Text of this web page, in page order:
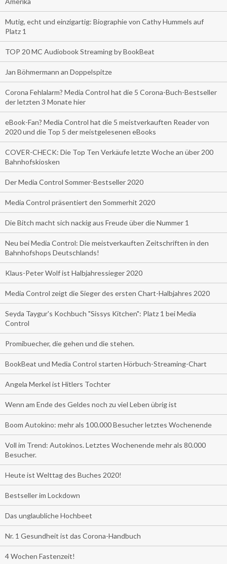
Mutig, echt und einzigartig: Biographie von Cathy Hummels auf
Platz 1
TOP 20 MC Audiobook Streaming by BookBeat
Jan Böhmermann an Doppelspitze
Corona Fehlalarm? Media Control hat die 5 Corona-Buch-Bestseller
der letzten 3 Monate hier
eBook-Fan? Media Control hat die 5 meistverkauften Reader von
2020 und die Top 5 der meistgelesenen eBooks
COVER-CHECK: Die Top Ten Verkäufe letzte Woche an über 200
Bahnhofskiosken
Der Media Control Sommer-Bestseller 2020
Media Control präsentiert den Sommerhit 2020
Die Bitch macht sich nackig aus Freude über die Nummer 1
Neu bei Media Control: Die meistverkauften Zeitschriften in den
Bahnhofshops Deutschlands!
Klaus-Peter Wolf ist Halbjahressieger 2020
Media Control zeigt die Sieger des ersten Chart-Halbjahres 2020
Seyda Taygur's Kochbuch "Sissys Kitchen": Platz 1 bei Media
Control
Promibuecher, die gehen und die stehen.
BookBeat und Media Control starten Hörbuch-Streaming-Chart
Angela Merkel ist Hitlers Tochter
Wenn am Ende des Geldes noch zu viel Leben übrig ist
Boom Autokino: mehr als 100.000 Besucher letztes Wochenende
Voll im Trend: Autokinos. Letztes Wochenende mehr als 80.000
Besucher.
Heute ist Welttag des Buches 2020!
Bestseller im Lockdown
Das unglaubliche Hochbeet
Nr. 1 Gesundheit ist das Corona-Handbuch
4 Wochen Fastenzeit!